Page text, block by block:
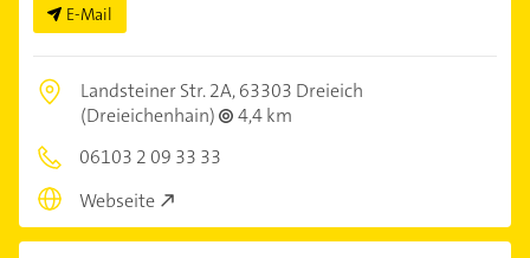
E-Mail
Landsteiner Str. 2A,63303 Dreieich
(Dreieichenhain)
4,4 km
06103 2 09 33 33
Webseite